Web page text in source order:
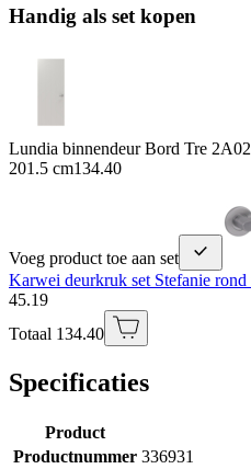
Handig als set kopen
Lundia binnendeur Bord Tre
201.5 cm134.40
Voeg product toe aan set
Karwei deurkruk set Stefanie
45.19
Totaal 134.40
Specificaties
Product
Productnummer 336931